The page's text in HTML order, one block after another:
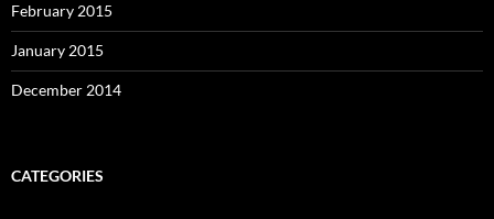
February 2015
January 2015
December 2014
CATEGORIES